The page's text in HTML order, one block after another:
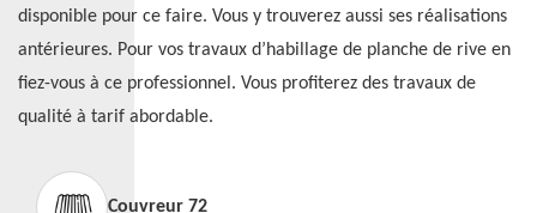
disponible pour ce faire. Vous y trouverez aussi ses réalisations
antérieures. Pour vos travaux d’habillage de planche de rive en
fiez-vous à ce professionnel. Vous profiterez des travaux de
qualité à tarif abordable.
Couvreur 72